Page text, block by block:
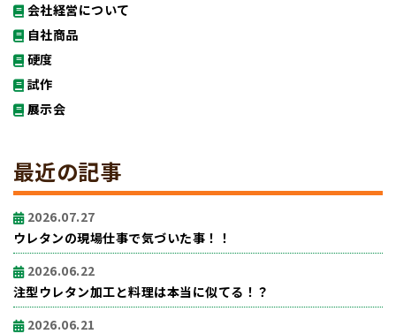
会社経営について
自社商品
硬度
試作
展示会
最近の記事
2026.07.27
ウレタンの現場仕事で気づいた事！！
2026.06.22
注型ウレタン加工と料理は本当に似てる！？
2026.06.21